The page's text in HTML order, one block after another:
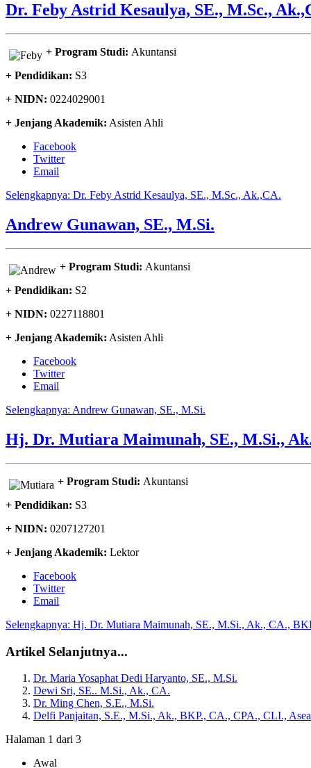
Dr. Feby Astrid Kesaulya, SE., M.Sc.,
+ Program Studi: Akuntansi
+ Pendidikan: S3
+ NIDN: 0224029001
+ Jenjang Akademik: Asisten Ahli
Facebook
Twitter
Email
Selengkapnya: Dr. Feby Astrid Kesaulya, SE., M.Sc., Ak.,CA.
Andrew Gunawan, SE., M.Si.
+ Program Studi: Akuntansi
+ Pendidikan: S2
+ NIDN: 0227118801
+ Jenjang Akademik: Asisten Ahli
Facebook
Twitter
Email
Selengkapnya: Andrew Gunawan, SE., M.Si.
Hj. Dr. Mutiara Maimunah, SE., M.Si.,
+ Program Studi: Akuntansi
+ Pendidikan: S3
+ NIDN: 0207127201
+ Jenjang Akademik: Lektor
Facebook
Twitter
Email
Selengkapnya: Hj. Dr. Mutiara Maimunah, SE., M.Si., Ak., CA.,
Artikel Selanjutnya...
Dr. Maria Yosaphat Dedi Haryanto, SE., M.Si.
Dewi Sri, SE.. M.Si., Ak., CA.
Dr. Ming Chen, S.E., M.Si.
Delfi Panjaitan, S.E., M.Si., Ak., BKP., CA., CPA., CLI.,
Halaman 1 dari 3
Awal